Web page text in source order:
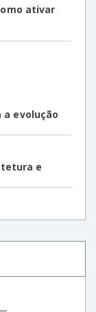
ativar
evolução
e